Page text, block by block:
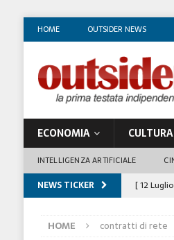
HOME OUTSIDER NEWS
ECONOMIA CULTURA
INTELLIGENZA ARTIFICIALE
NEWS TICKER [ 12
[ 4 Luglio
HOME contratti di rete